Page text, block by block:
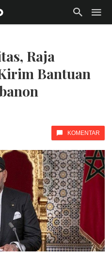
Raja
Bantuan
KOMENTAR